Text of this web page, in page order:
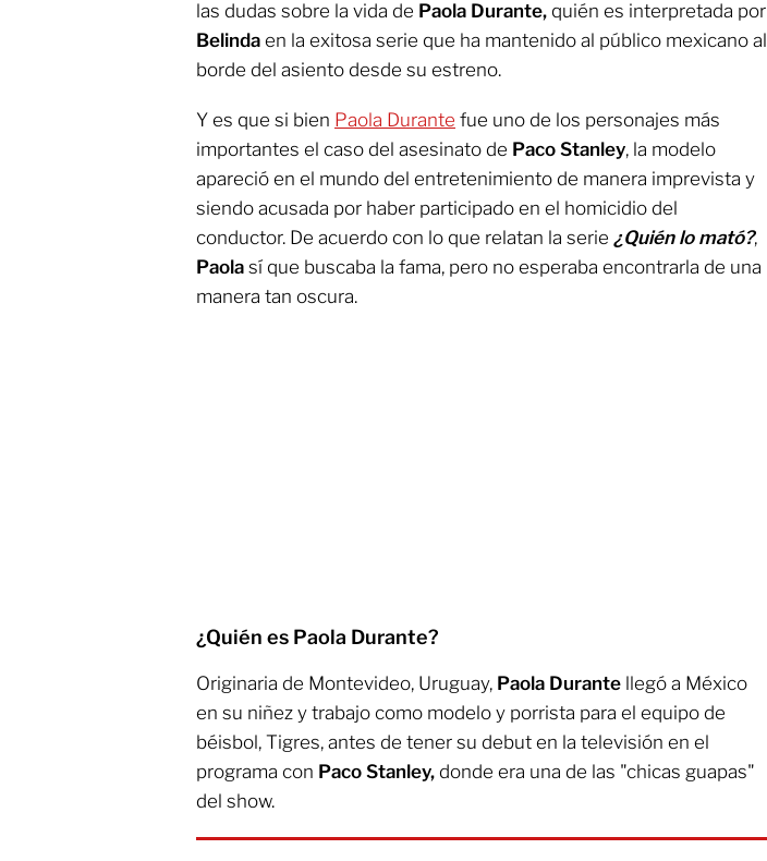
las dudas sobre la vida de Paola Durante, quién es interpretada por
Belinda en la exitosa serie que ha mantenido al público mexicano al
borde del asiento desde su estreno.
Y es que si bien Paola Durante fue uno de los personajes más
importantes el caso del asesinato de Paco Stanley, la modelo
apareció en el mundo del entretenimiento de manera imprevista y
siendo acusada por haber participado en el homicidio del
conductor. De acuerdo con lo que relatan la serie ¿Quién lo mató?,
Paola sí que buscaba la fama, pero no esperaba encontrarla de una
manera tan oscura.
¿Quién es Paola Durante?
Originaria de Montevideo, Uruguay, Paola Durante llegó a México
en su niñez y trabajo como modelo y porrista para el equipo de
béisbol, Tigres, antes de tener su debut en la televisión en el
programa con Paco Stanley, donde era una de las "chicas guapas"
del show.